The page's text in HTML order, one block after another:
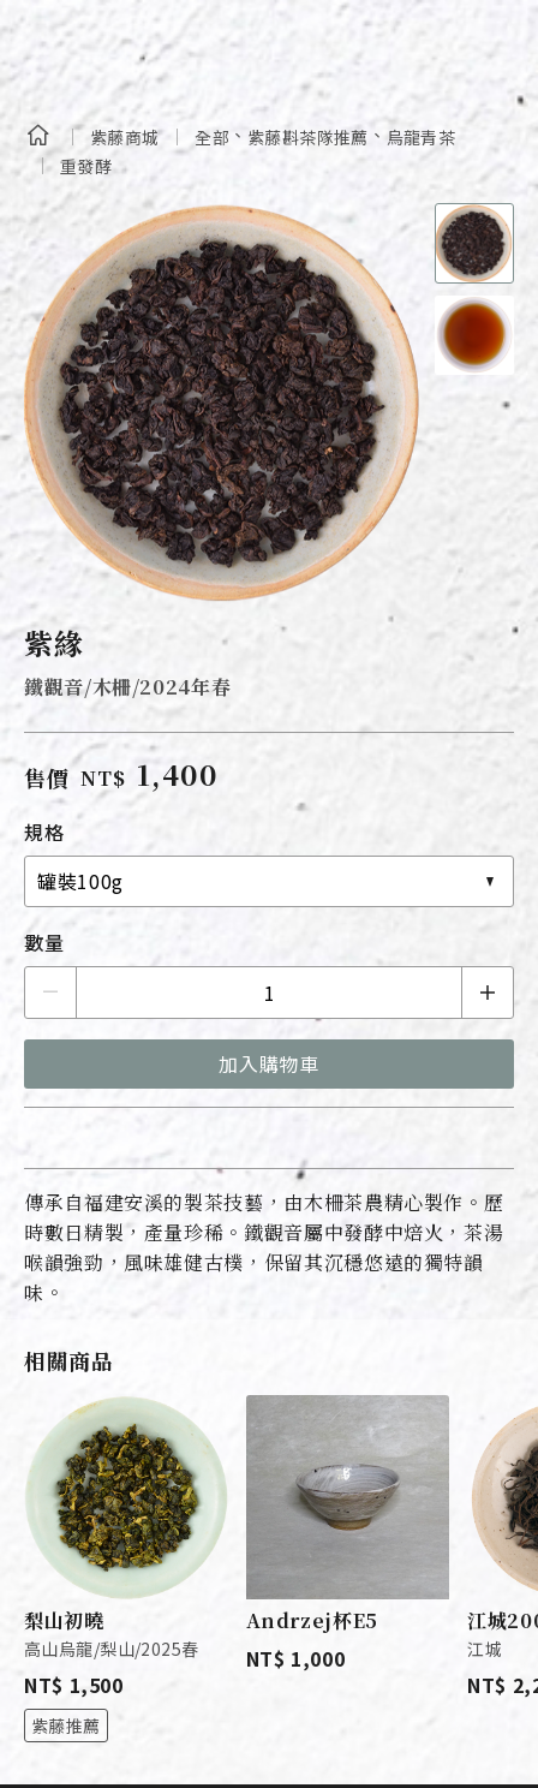
紫藤商城 全部 、 紫藤斟茶隊推薦 、 烏龍青茶
重發酵
紫緣
鐵觀音/木柵/2024年春
售價 NT$ 1,400
規格
罐裝100g
數量
加入購物車
傳承自福建安溪的製茶技藝，由木柵茶農精心製作。歷
時數日精製，產量珍稀。鐵觀音屬中發酵中焙火，茶湯
喉韻強勁，風味雄健古樸，保留其沉穩悠遠的獨特韻
味。
相關商品
梨山初曉
高山烏龍/梨山/2025春
NT$ 1,500
紫藤推薦
Andrzej杯E5
NT$ 1,000
江城
江城
NT$